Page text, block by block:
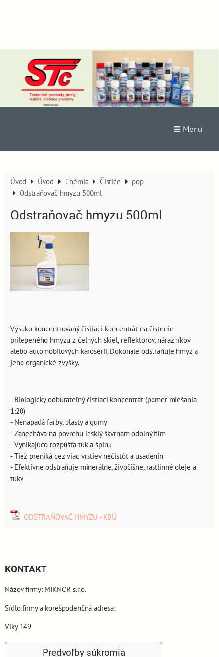
Menu
Úvod Úvod Chémia Čističe
pop
Odstraňovač hmyzu 500ml
Odstraňovač hmyzu 500ml
Vysoko koncentrovaný čistiaci koncentrát na čistenie
prilepeného hmyzu z čelných skiel, reflektorov, nárazníkov
alebo automobilových karosérií. Dokonale odstraňuje hmyz a
jeho organické zvyšky.
- Biologicky odbúrateľný čistiaci koncentrát (pomer miešania
1:20)
- Nenapadá farby, plasty a gumy
- Zanecháva na povrchu lesklý škvrnám odolný film
- Vynikajúco rozpúšťa tuk a špinu
- Tiež preniká cez viac vrstiev nečistôt a usadenín
- Efektívne odstraňuje minerálne, živočíšne, rastlinné oleje a
tuky
ODSTRAŇOVAČ HMYZU - KBÚ
KONTAKT
Názov firmy: MIKNOR s.r.o.
Sídlo firmy a korešpodenčná adresa:
Vlky 149
900 44 Vlky
Predvoľby súkromia